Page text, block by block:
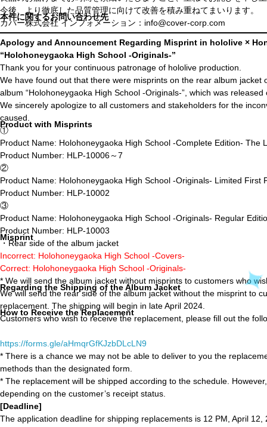
今後、より徹底した品質管理に向けて改善を積み重ねてまいります。
本件に関するお問い合わせ先
カバー株式会社 インフォメーション：info@cover-corp.com
Apology and Announcement Regarding Misprint in hololive ×
“Holohoneygaoka High School -Originals-”
Thank you for your continuous patronage of hololive production.
We have found out that there were misprints on the rear album jacket
album “Holohoneygaoka High School -Originals-”, which was
We sincerely apologize to all customers and stakeholders for the
caused.
Product with Misprints
①
Product Name: Holohoneygaoka High School -Complete Edition- The
Product Number: HLP-10006～7
②
Product Name: Holohoneygaoka High School -Originals- Limited First
Product Number: HLP-10002
③
Product Name: Holohoneygaoka High School -Originals- Regular
Product Number: HLP-10003
Misprint
・Rear side of the album jacket
Incorrect: Holohoneygaoka High School -Covers-
Correct: Holohoneygaoka High School -Originals-
* We will send the album jacket without misprints to customers who
Regarding the Shipping of the Album Jacket
We will send the rear side of the album jacket without the misprint to
replacement. The shipping will begin in late April 2024.
How to Receive the Replacement
Customers who wish to receive the replacement, please fill out the
https://forms.gle/aHmqrGfKJzbDLcLN9
* There is a chance we may not be able to deliver to you the
methods than the designated form.
* The replacement will be shipped according to the schedule.
depending on the customer’s receipt status.
[Deadline]
The application deadline for shipping replacements is 12 PM, April 12,